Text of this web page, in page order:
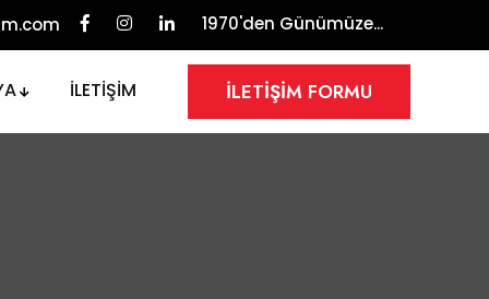
1970'den Günümüze...
İLETİŞİM İLETİŞİM FORMU